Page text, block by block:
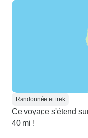
Randonnée et trek
Ce voyage s'étend
40 mi !